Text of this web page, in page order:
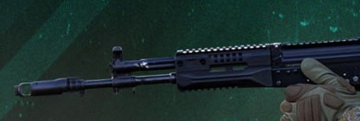
Происшествия
16.05.2026 16:36